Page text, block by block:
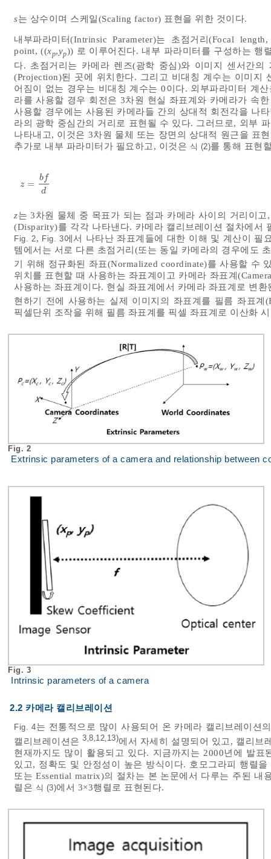
s는 상수이며 스케일(Scaling factor) 표현을 위한 것이다.
내부파라미터(Intrinsic Parameter)는 초점거리(Focal
point, ((xp,yp)) 로 이루어진다. 내부 파라미터를 구성하는 행
다. 초점거리는 카메라 렌즈(광학 중심)와 이미지 센서간
(Projection)된 곳에 위치한다. 그리고 비대칭 계수는 이미지
어짐이 없는 경우는 비대칭 계수는 0이다. 외부파라미터 계
라를 사용할 경우 회전은 3차원 현실 좌표계와 카메라가 속
사용할 경우에는 사용된 카메라들 간의 상대적 회전각을 나
라의 광학 중심간의 거리로 표현될 수 있다. 그러므로, 외부
나타내고, 이것은 3차원 물체 또는 장면의 상대적 원근을 표
추가로 내부 파라미터가 필요하고, 이것은 식 (2)를 통해 표현
z =
b f
d
z= bfd
z는 3차원 물체 중 목표가 되는 점과 카메라 사이의 거리이
(Disparity)를 각각 나타낸다. 카메라 캘리브레이션 절차에
Fig. 2, Fig. 3에서 나타난 좌표계들에 대한 이해 및 계산이 필
템에서는 서로 다른 초점거리(또는 동일 카메라의 경우에도
기 위해 정규화된 좌표(Normalized coordinate)를 사용할 수
위치를 표현할 때 사용하는 좌표계이고 카메라 좌표계
사용하는 좌표계이다. 현실 좌표계에서 카메라 좌표계로 변
현하기 전에 사용하는 실제 이미지의 좌표계를 필름 좌표계
픽셀단위 조작을 위해 필름 좌표계를 픽셀 좌표계로 이산화
Fig. 2
Extrinsic parameters of a camera and relationship between
Fig. 3
Intrinsic parameters of a camera
2.2 카메라 캘리브레이션
Fig. 4는 전통적으로 많이 사용되어 온 카메라 캘리브레이션
캘리브레이션은3,8,12, 13)에서 자세히 설명되어 있고, 캘리브
현재까지도 많이 활용되고 있다. 지금까지는 2000년에 발
있고, 정확도 및 안정성이 높은 방식이다. 호모그라피 행렬을
또는 Essential matrix)의 절차는 본 논문에서 다루는 주된
렬은 식 (3)에서 3×3행렬로 표현된다.